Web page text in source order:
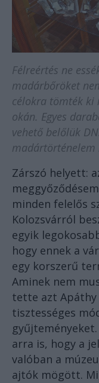
Félreértés ne
madárbőröket
célokra tömték ki
okán. Egyes
vehető belőlük
madártörténelem
Zárszó helyett:
minden felelős
Kolozsvárról
egyik
hogy ennek a
egy korszerű
Aminek nem
tette azt Apáthy
tisztességes
arra is, hogy a
valóban a
ajtók mögött.